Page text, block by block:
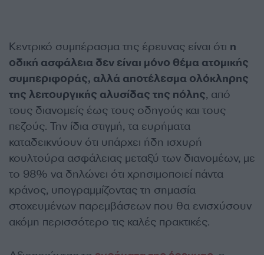
Κεντρικό συμπέρασμα της έρευνας είναι ότι η
οδική ασφάλεια δεν είναι μόνο θέμα ατομικής
συμπεριφοράς, αλλά αποτέλεσμα ολόκληρης
της λειτουργικής αλυσίδας της πόλης, από
τους διανομείς έως τους οδηγούς και τους
πεζούς. Την ίδια στιγμή, τα ευρήματα
καταδεικνύουν ότι υπάρχει ήδη ισχυρή
κουλτούρα ασφάλειας μεταξύ των διανομέων, με
το 98% να δηλώνει ότι χρησιμοποιεί πάντα
κράνος, υπογραμμίζοντας τη σημασία
στοχευμένων παρεμβάσεων που θα ενισχύσουν
ακόμη περισσότερο τις καλές πρακτικές.